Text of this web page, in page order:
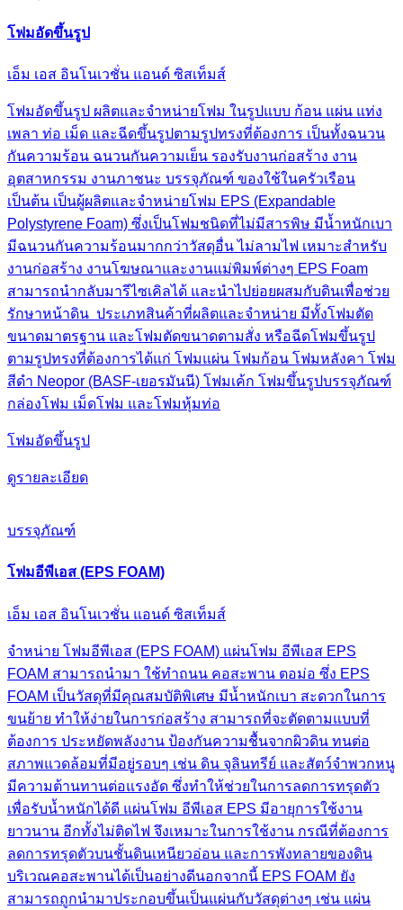
โฟมอัดขึ้นรูป
เอ็ม เอส อินโนเวชั่น แอนด์ ซิสเท็มส์
โฟมอัดขึ้นรูป ผลิตและจำหน่ายโฟม ในรูปแบบ ก้อน แผ่น แท่ง
เพลา ท่อ เม็ด และฉีดขึ้นรูปตามรูปทรงที่ต้องการ เป็นทั้งฉนวน
กันความร้อน ฉนวนกันความเย็น รองรับงานก่อสร้าง งาน
อุตสาหกรรม งานภาชนะ บรรจุภัณฑ์ ของใช้ในครัวเรือน
เป็นต้น เป็นผู้ผลิตและจำหน่ายโฟม EPS (Expandable
Polystyrene Foam) ซึ่งเป็นโฟมชนิดที่ไม่มีสารพิษ มีน้ำหนักเบา
มีฉนวนกันความร้อนมากกว่าวัสดุอื่น ไม่ลามไฟ เหมาะสำหรับ
งานก่อสร้าง งานโฆษณาและงานแม่พิมพ์ต่างๆ EPS Foam
สามารถนำกลับมารีไซเคิลได้ และนำไปย่อยผสมกับดินเพื่อช่วย
รักษาหน้าดิน ประเภทสินค้าที่ผลิตและจำหน่าย มีทั้งโฟมตัด
ขนาดมาตรฐาน และโฟมตัดขนาดตามสั่ง หรือฉีดโฟมขึ้นรูป
ตามรูปทรงที่ต้องการได้แก่ โฟมแผ่น โฟมก้อน โฟมหลังคา โฟม
สีดำ Neopor (BASF-เยอรมันนี) โฟมเค้ก โฟมขึ้นรูปบรรจุภัณฑ์
กล่องโฟม เม็ดโฟม และโฟมหุ้มท่อ
โฟมอัดขึ้นรูป
ดูรายละเอียด
บรรจุภัณฑ์
โฟมอีพีเอส (EPS FOAM)
เอ็ม เอส อินโนเวชั่น แอนด์ ซิสเท็มส์
จำหน่าย โฟมอีพีเอส (EPS FOAM) แผ่นโฟม อีพีเอส EPS
FOAM สามารถนำมา ใช้ทําถนน คอสะพาน ตอม่อ ซึ่ง EPS
FOAM เป็นวัสดุที่มีคุณสมบัติพิเศษ มีน้ำหนักเบา สะดวกในการ
ขนย้าย ทําให้ง่ายในการก่อสร้าง สามารถที่จะตัดตามแบบที่
ต้องการ ประหยัดพลังงาน ป้องกันความชื้นจากผิวดิน ทนต่อ
สภาพแวดล้อมที่มีอยู่รอบๆ เช่น ดิน จุลินทรีย์ และสัตว์จําพวกหนู
มีความต้านทานต่อแรงอัด ซึ่งทําให้ช่วยในการลดการทรุดตัว
เพื่อรับน้ำหนักได้ดี แผ่นโฟม อีพีเอส EPS มีอายุการใช้งาน
ยาวนาน อีกทั้งไม่ติดไฟ จึงเหมาะในการใช้งาน กรณีที่ต้องการ
ลดการทรุดตัวบนชั้นดินเหนียวอ่อน และการพังทลายของดิน
บริเวณคอสะพานได้เป็นอย่างดีนอกจากนี้ EPS FOAM ยัง
สามารถถูกนำมาประกอบขึ้นเป็นแผ่นกับวัสดุต่างๆ เช่น แผ่น